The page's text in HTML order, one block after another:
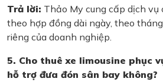
Trả lời: Thảo My cung cấp dịch vụ
theo hợp đồng dài ngày, theo
riêng của doanh nghiệp.
5. Cho thuê xe limousine phục
hỗ trợ đưa đón sân bay không?